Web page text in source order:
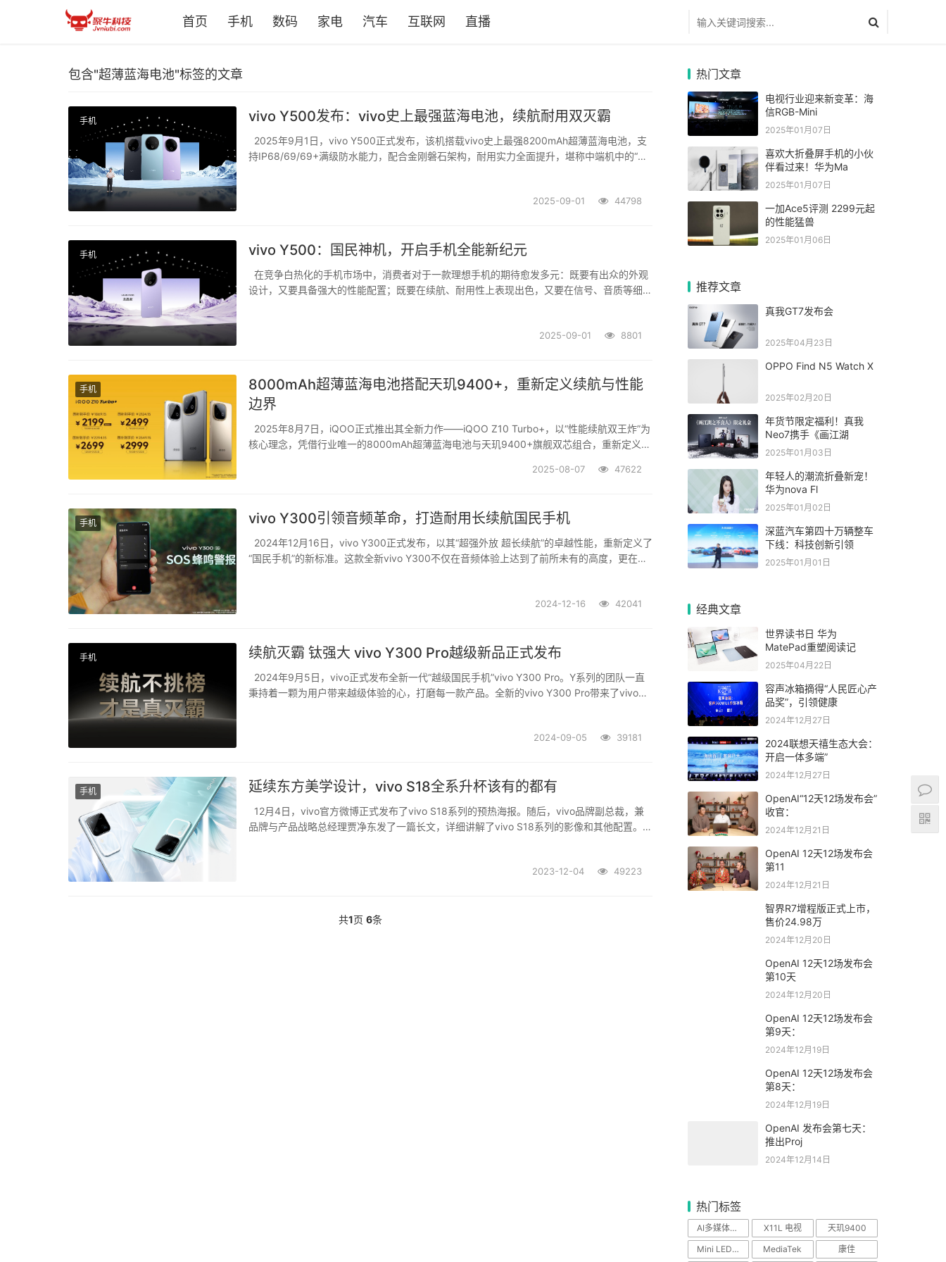
首页 手机 数码 家电 汽车 互联网 直播
包含"超薄蓝海电池"标签的文章
手机 vivo Y500发布：vivo史上最强蓝海电池，续航耐用双灭霸
2025年9月1日，vivo Y500正式发布，该机搭载vivo史上最强8200mAh超薄蓝海电池，支
持IP68/69/69+满级防水能力，配合金刚磐石架构，耐用实力全面提升，堪称中端机中的“续
2025-09-01 44798
手机 vivo Y500：国民神机，开启手机全能新纪元
在竞争白热化的手机市场中，消费者对于一款理想手机的期待愈发多元：既要有出众的外观
设计，又要具备强大的性能配置；既要在续航、耐用性上表现出色，又要在信号、音质等细节
2025-09-01 8801
手机
8000mAh超薄蓝海电池搭配天玑9400+，重新定义续航与性能
边界
2025年8月7日，iQOO正式推出其全新力作——iQOO Z10 Turbo+，以“性能续航双王炸”为
核心理念，凭借行业唯一的8000mAh超薄蓝海电池与天玑9400+旗舰双芯组合，重新定义了
2025-08-07 47622
手机 vivo Y300引领音频革命，打造耐用长续航国民手机
2024年12月16日，vivo Y300正式发布，以其“超强外放 超长续航”的卓越性能，重新定义了
“国民手机”的新标准。这款全新vivo Y300不仅在音频体验上达到了前所未有的高度，更在耐
2024-12-16 42041
手机 续航灭霸 钛强大 vivo Y300 Pro越级新品正式发布
2024年9月5日，vivo正式发布全新一代“越级国民手机”vivo Y300 Pro。Y系列的团队一直
秉持着一颗为用户带来越级体验的心，打磨每一款产品。全新的vivo Y300 Pro带来了vivo史
2024-09-05 39181
手机 延续东方美学设计，vivo S18全系升杯该有的都有
12月4日，vivo官方微博正式发布了vivo S18系列的预热海报。随后，vivo品牌副总裁，兼
品牌与产品战略总经理贾净东发了一篇长文，详细讲解了vivo S18系列的影像和其他配置。虽
2023-12-04 49223
共1页 6条
热门文章
电视行业迎来新变革：海
信RGB-Mini
2025年01月07日
喜欢大折叠屏手机的小伙
伴看过来！华为Ma
2025年01月07日
一加Ace5评测 2299元起
的性能猛兽
2025年01月06日
推荐文章
真我GT7发布会
2025年04月23日
OPPO Find N5 Watch X
2025年02月20日
年货节限定福利！真我
Neo7携手《画江湖
2025年01月03日
年轻人的潮流折叠新宠！
华为nova Fl
2025年01月02日
深蓝汽车第四十万辆整车
下线：科技创新引领
2025年01月01日
经典文章
世界读书日 华为
MatePad重塑阅读记
2025年04月22日
容声冰箱摘得“人民匠心产
品奖”，引领健康
2024年12月27日
2024联想天禧生态大会：
开启一体多端”
2024年12月27日
OpenAI“12天12场发布会”
收官：
2024年12月21日
OpenAI 12天12场发布会
第11
2024年12月21日
智界R7增程版正式上市，
售价24.98万
2024年12月20日
OpenAI 12天12场发布会
第10天
2024年12月20日
OpenAI 12天12场发布会
第9天：
2024年12月19日
OpenAI 12天12场发布会
第8天：
2024年12月19日
OpenAI 发布会第七天：
推出Proj
2024年12月14日
热门标签
AI多媒体中心 X11L 电视
天玑9400
Mini LED电视
MediaTek 康佳